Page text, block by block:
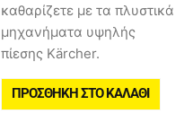
καθαρίζετε με τα πλυστικά
μηχανήματα υψηλής
πίεσης Kärcher.
ΠΡΟΣΘΉΚΗ ΣΤΟ ΚΑΛΆΘΙ